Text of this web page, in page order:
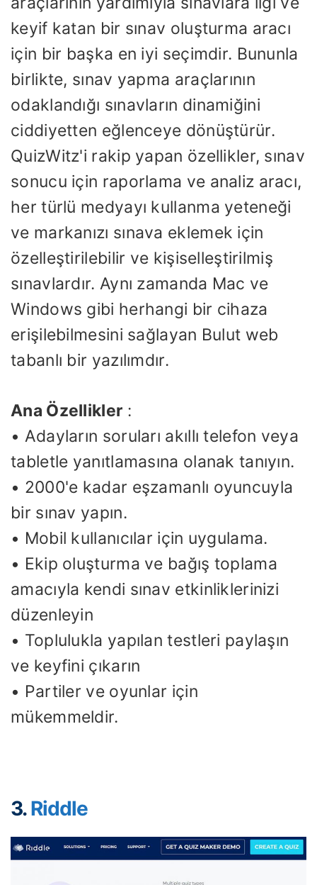
keyif katan bir sınav oluşturma aracı
için bir başka en iyi seçimdir. Bununla
birlikte, sınav yapma araçlarının
odaklandığı sınavların dinamiğini
ciddiyetten eğlenceye dönüştürür.
QuizWitz'i rakip yapan özellikler, sınav
sonucu için raporlama ve analiz aracı,
her türlü medyayı kullanma yeteneği
ve markanızı sınava eklemek için
özelleştirilebilir ve kişiselleştirilmiş
sınavlardır. Aynı zamanda Mac ve
Windows gibi herhangi bir cihaza
erişilebilmesini sağlayan Bulut web
tabanlı bir yazılımdır.
Ana Özellikler :
• Adayların soruları akıllı telefon veya
tabletle yanıtlamasına olanak tanıyın.
• 2000'e kadar eşzamanlı oyuncuyla
bir sınav yapın.
• Mobil kullanıcılar için uygulama.
• Ekip oluşturma ve bağış toplama
amacıyla kendi sınav etkinliklerinizi
düzenleyin
• Toplulukla yapılan testleri paylaşın
ve keyfini çıkarın
• Partiler ve oyunlar için
mükemmeldir.
3.Riddle